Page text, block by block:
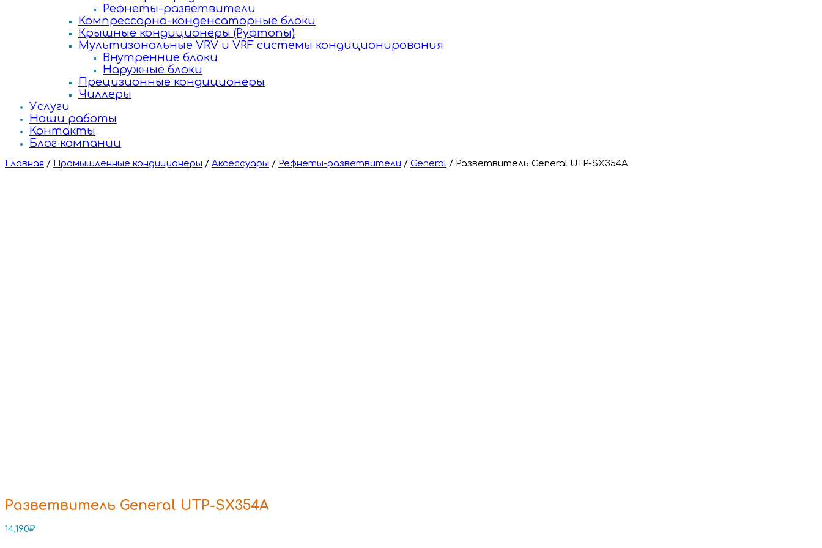
Рефнеты-разветвители
Компрессорно-конденсаторные блоки
Крышные кондиционеры (Руфтопы)
Мультизональные VRV и VRF системы кондиционирования
Внутренние блоки
Наружные блоки
Прецизионные кондиционеры
Чиллеры
Услуги
Наши работы
Контакты
Блог компании
Главная / Промышленные кондиционеры / Аксессуары / Рефнеты-разветвители / General / Разветвитель General UTP-SX354A
Разветвитель General UTP-SX354A
14,190₽